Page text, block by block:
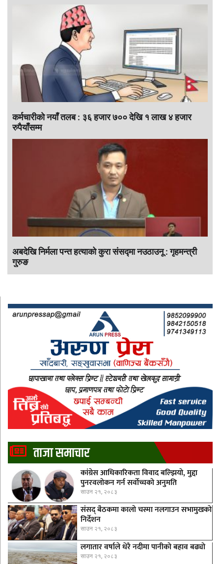
कर्मचारीकाे नयाँ तलब : ३६ हजार ७०० देखि १ लाख ४ हजार
रुपैयाँसम्म
अबदेखि निर्मला पन्त हत्याको कुरा संसद्‍मा नउठाउनू : गृहमन्त्री
गुरुङ
ताजा समाचार
कांग्रेस आधिकारिकता विवाद बल्झियो, मुद्दा
पुनरवलोकन गर्न सर्वोच्चको अनुमति
साउन २१, २०८३
संसद् बैठकमा कालाे चस्मा नलगाउन सभामुखकाे
निर्देशन
साउन २१, २०८३
लगातार वर्षाले धेरै नदीमा पानीको बहाव बढ्यो
साउन २१, २०८३